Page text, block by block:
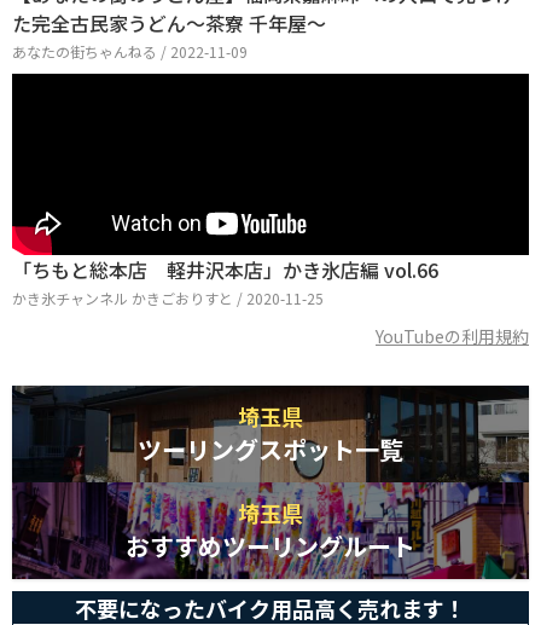
た完全古民家うどん〜茶寮 千年屋〜
あなたの街ちゃんねる / 2022-11-09
「ちもと総本店 軽井沢本店」かき氷店編 vol.66
かき氷チャンネル かきごおりすと / 2020-11-25
YouTubeの利用規約
埼玉県
ツーリングスポット一覧
埼玉県
おすすめツーリングルート
不要になったバイク用品高く売れます！